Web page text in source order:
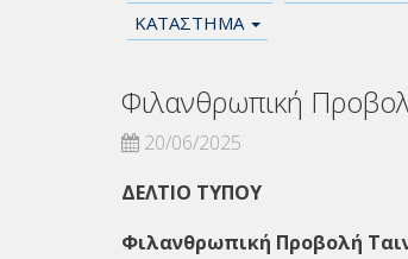
ΚΑΤΑΣΤΗΜΑ
Φιλανθρωπική
20/06/2025
ΔΕΛΤΙΟ ΤΥΠΟΥ
Φιλανθρωπική Προβολή